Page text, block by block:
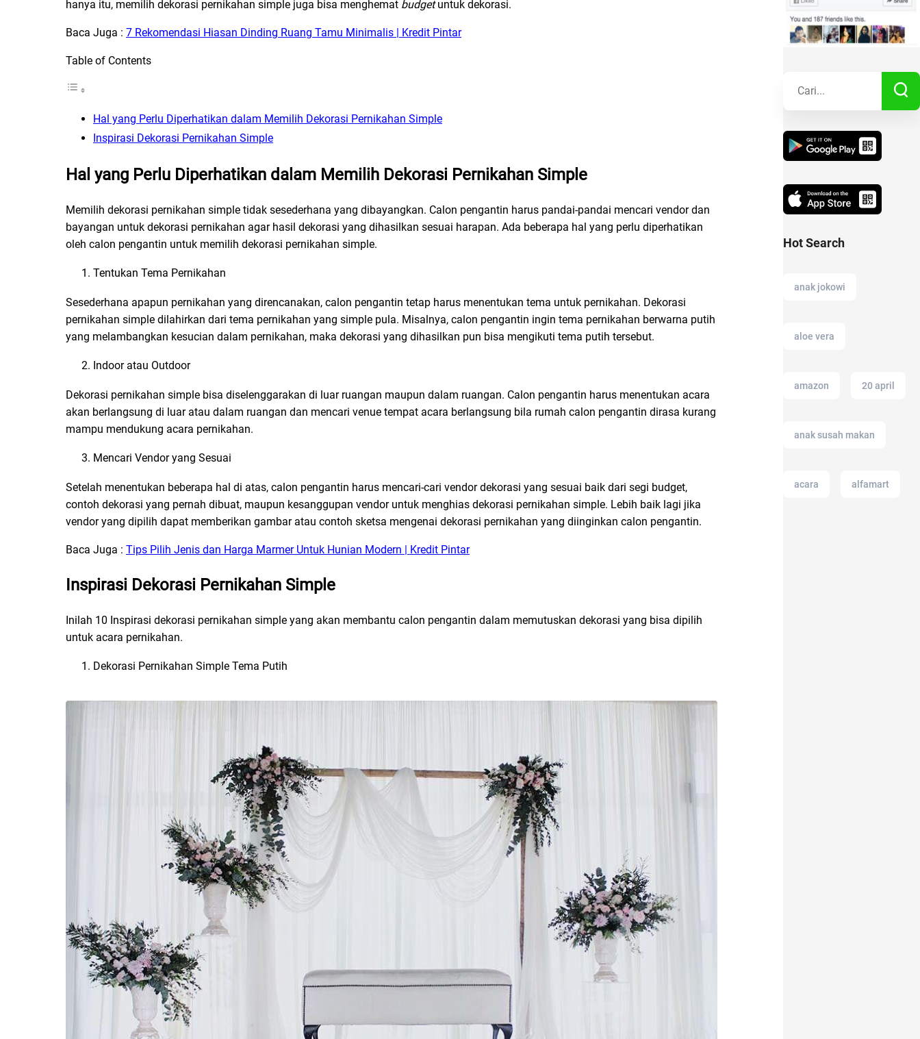
hanya itu, memilih dekorasi pernikahan simple juga bisa menghemat budgetuntuk dekorasi.
Baca Juga : 7 Rekomendasi Hiasan Dinding Ruang Tamu Minimalis | Kredit Pintar
Table of Contents
Hal yang Perlu Diperhatikan dalam Memilih Dekorasi Pernikahan Simple
Inspirasi Dekorasi Pernikahan Simple
Hal yang Perlu Diperhatikan dalam Memilih Dekorasi Pernikahan Simple
Memilih dekorasi pernikahan simple tidak sesederhana yang dibayangkan. Calon pengantin harus pandai-pandai mencari vendor dan
bayangan untuk dekorasi pernikahan agar hasil dekorasi yang dihasilkan sesuai harapan. Ada beberapa hal yang perlu diperhatikan
oleh calon pengantin untuk memilih dekorasi pernikahan simple.
Tentukan Tema Pernikahan
Sesederhana apapun pernikahan yang direncanakan, calon pengantin tetap harus menentukan tema untuk pernikahan. Dekorasi
pernikahan simple dilahirkan dari tema pernikahan yang simple pula. Misalnya, calon pengantin ingin tema pernikahan berwarna putih
yang melambangkan kesucian dalam pernikahan, maka dekorasi yang dihasilkan pun bisa mengikuti tema putih tersebut.
Indoor atau Outdoor
Dekorasi pernikahan simple bisa diselenggarakan di luar ruangan maupun dalam ruangan. Calon pengantin harus menentukan acara
akan berlangsung di luar atau dalam ruangan dan mencari venue tempat acara berlangsung bila rumah calon pengantin dirasa kurang
mampu mendukung acara pernikahan.
Mencari Vendor yang Sesuai
Setelah menentukan beberapa hal di atas, calon pengantin harus mencari-cari vendor dekorasi yang sesuai baik dari segi budget,
contoh dekorasi yang pernah dibuat, maupun kesanggupan vendor untuk menghias dekorasi pernikahan simple. Lebih baik lagi jika
vendor yang dipilih dapat memberikan gambar atau contoh sketsa mengenai dekorasi pernikahan yang diinginkan calon pengantin.
Baca Juga : Tips Pilih Jenis dan Harga Marmer Untuk Hunian Modern | Kredit Pintar
Inspirasi Dekorasi Pernikahan Simple
Inilah 10 Inspirasi dekorasi pernikahan simple yang akan membantu calon pengantin dalam memutuskan dekorasi yang bisa dipilih
untuk acara pernikahan.
Dekorasi Pernikahan Simple Tema Putih
Kisah Sukses
Hot Search
anak jokowi
aloe vera
amazon 20 april
anak susah makan
acara alfamart